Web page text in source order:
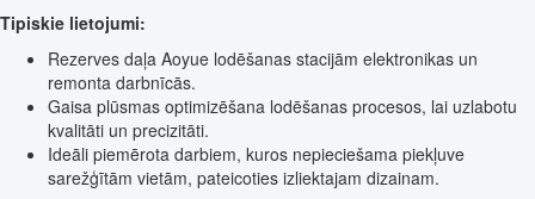
Tipiskie lietojumi:
Rezerves daļa Aoyue lodēšanas stacijām elektronikas un
remonta darbnīcās.
Gaisa plūsmas optimizēšana lodēšanas procesos, lai uzlabotu
kvalitāti un precizitāti.
Ideāli piemērota darbiem, kuros nepieciešama piekļuve
sarežģītām vietām, pateicoties izliektajam dizainam.